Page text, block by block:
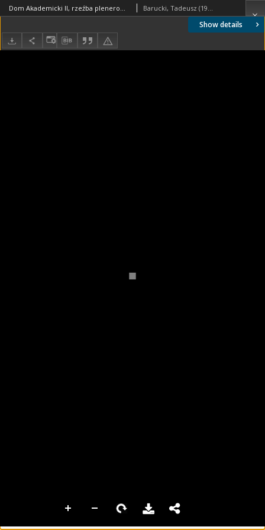
Show details
Dom Akademicki II, rzeźba plenerowa na dziedzińcu, Berlin, Niemcy Barucki, Tadeusz (1922- ). Fotograf